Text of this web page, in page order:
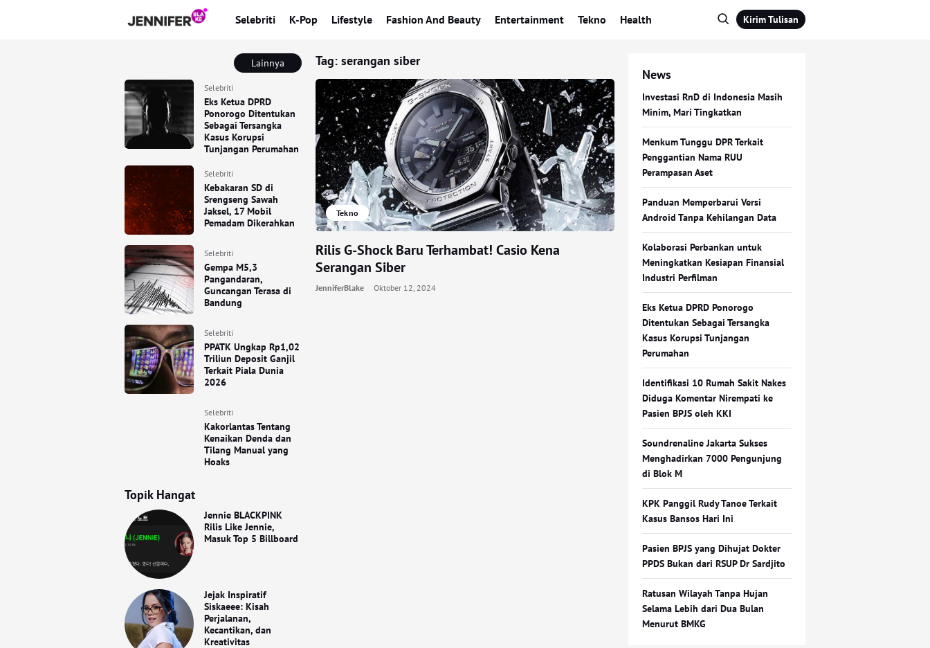
Selebriti K-Pop Lifestyle Fashion And Beauty Entertainment Tekno Health Kirim Tulisan
Lainnya
Selebriti
Eks Ketua DPRD
Ponorogo Ditentukan
Sebagai Tersangka
Kasus Korupsi
Tunjangan Perumahan
Selebriti
Kebakaran SD di
Srengseng Sawah
Jaksel, 17 Mobil
Pemadam Dikerahkan
Selebriti
Gempa M5,3
Pangandaran,
Guncangan Terasa di
Bandung
Selebriti
PPATK Ungkap Rp1,02
Triliun Deposit Ganjil
Terkait Piala Dunia
2026
Selebriti
Kakorlantas Tentang
Kenaikan Denda dan
Tilang Manual yang
Hoaks
Topik Hangat
Jennie BLACKPINK
Rilis Like Jennie,
Masuk Top 5 Billboard
Jejak Inspiratif
Siskaeee: Kisah
Perjalanan,
Kecantikan, dan
Kreativitas
Tag: serangan siber
Tekno
Rilis G-Shock Baru Terhambat! Casio Kena
Serangan Siber
JenniferBlake Oktober 12, 2024
News
Investasi RnD di Indonesia Masih
Minim, Mari Tingkatkan
Menkum Tunggu DPR Terkait
Penggantian Nama RUU
Perampasan Aset
Panduan Memperbarui Versi
Android Tanpa Kehilangan Data
Kolaborasi Perbankan untuk
Meningkatkan Kesiapan Finansial
Industri Perfilman
Eks Ketua DPRD Ponorogo
Ditentukan Sebagai Tersangka
Kasus Korupsi Tunjangan
Perumahan
Identifikasi 10 Rumah Sakit Nakes
Diduga Komentar Nirempati ke
Pasien BPJS oleh KKI
Soundrenaline Jakarta Sukses
Menghadirkan 7000 Pengunjung
di Blok M
KPK Panggil Rudy Tanoe Terkait
Kasus Bansos Hari Ini
Pasien BPJS yang Dihujat Dokter
PPDS Bukan dari RSUP Dr Sardjito
Ratusan Wilayah Tanpa Hujan
Selama Lebih dari Dua Bulan
Menurut BMKG